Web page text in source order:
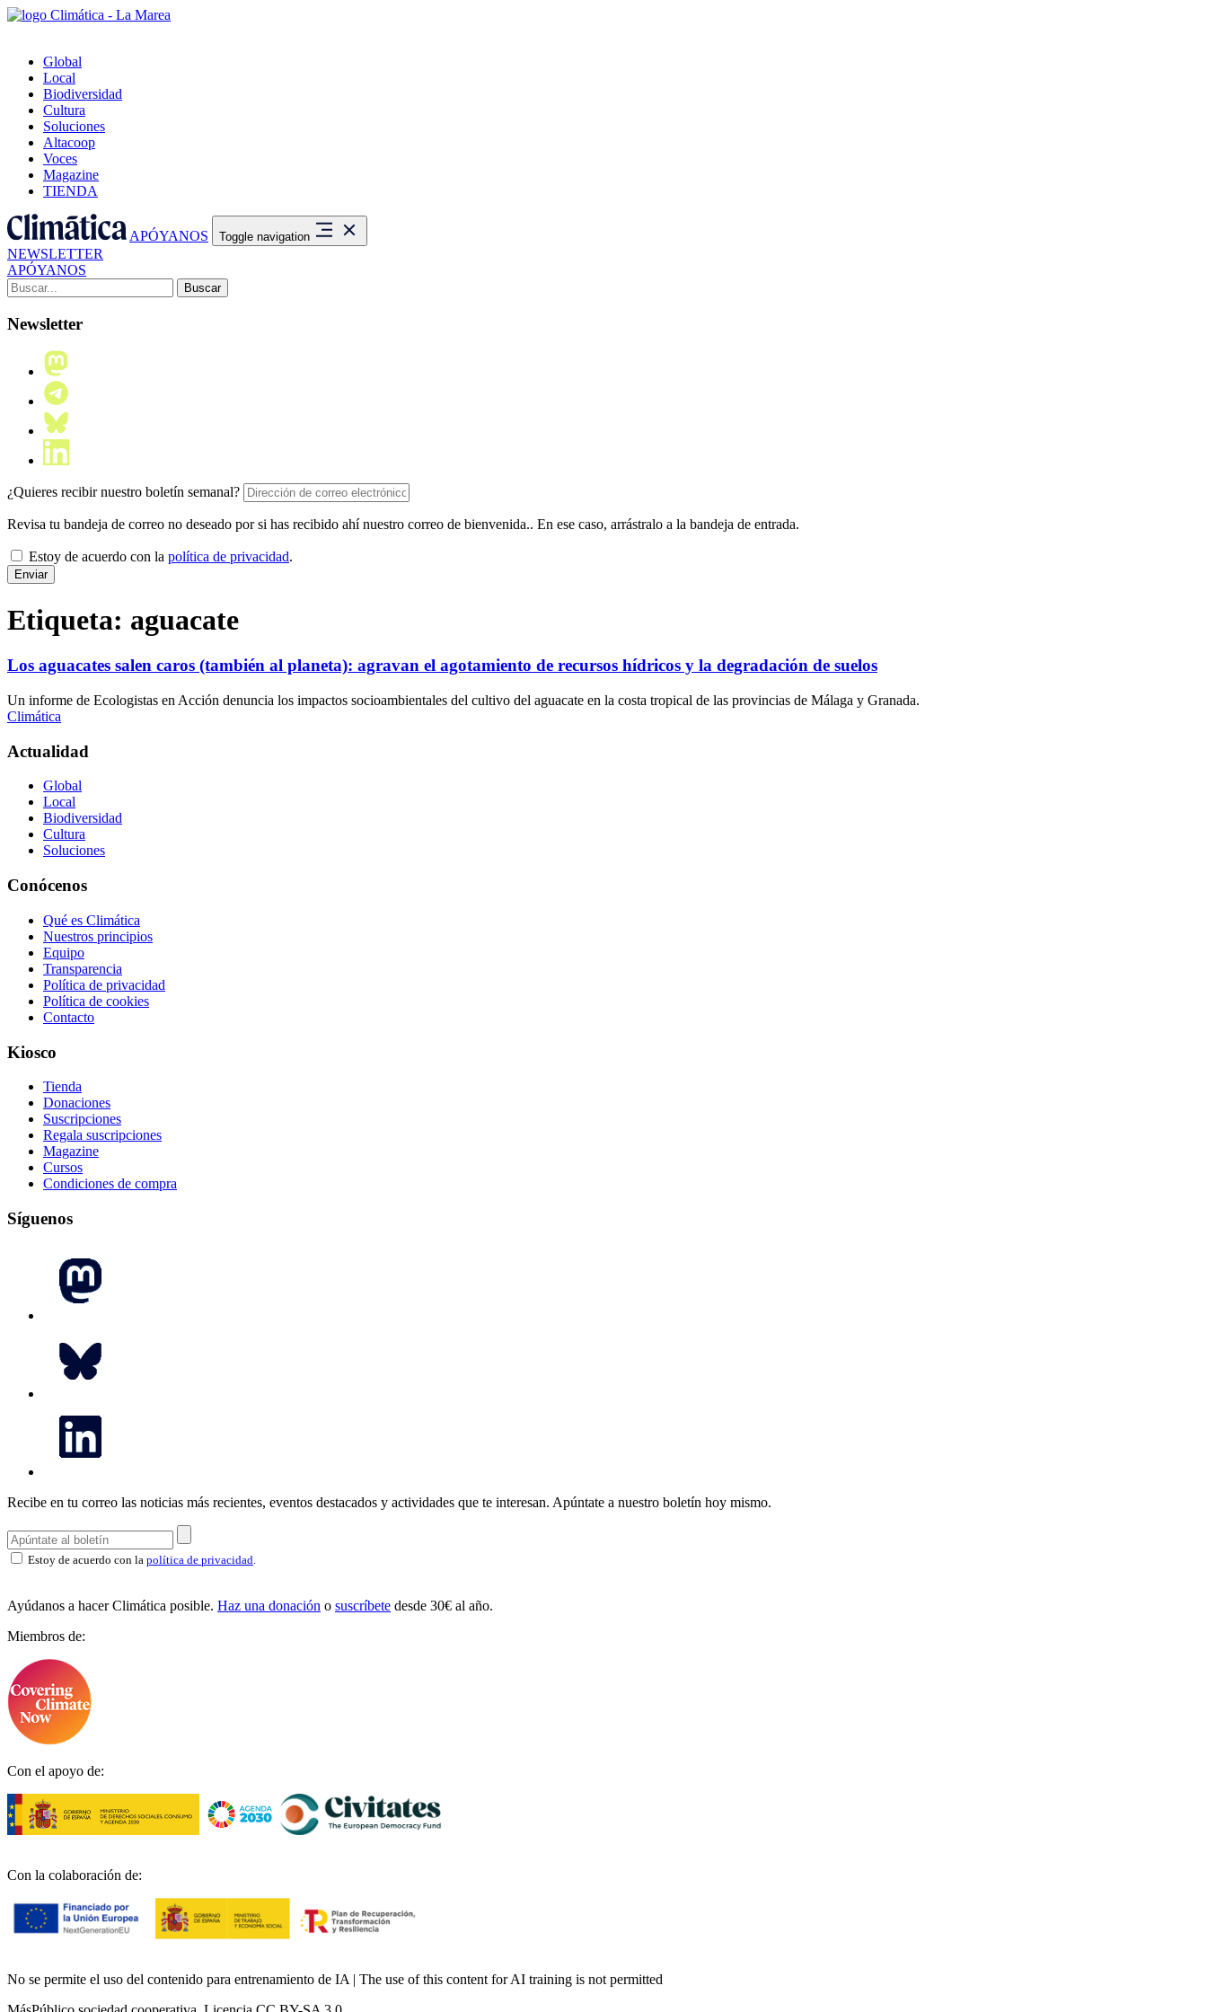
Global
Local
Biodiversidad
Cultura
Soluciones
Altacoop
Voces
Magazine
TIENDA
APÓYANOS Toggle navigation
NEWSLETTER
APÓYANOS
Buscar:
Newsletter
¿Quieres recibir nuestro boletín semanal?
Revisa tu bandeja de correo no deseado por si has recibido ahí nuestro correo de bienvenida.. En ese caso, arrástralo a la bandeja de entrada.
Estoy de acuerdo con la política de privacidad.
Etiqueta: aguacate
Los aguacates salen caros (también al planeta): agravan el agotamiento de recursos hídricos y la degradación de suelos
Un informe de Ecologistas en Acción denuncia los impactos socioambientales del cultivo del aguacate en la costa tropical de las provincias de Málaga y Granada.
Climática
Actualidad
Global
Local
Biodiversidad
Cultura
Soluciones
Conócenos
Qué es Climática
Nuestros principios
Equipo
Transparencia
Política de privacidad
Política de cookies
Contacto
Kiosco
Tienda
Donaciones
Suscripciones
Regala suscripciones
Magazine
Cursos
Condiciones de compra
Síguenos
Recibe en tu correo las noticias más recientes, eventos destacados y actividades que te interesan. Apúntate a nuestro boletín hoy mismo.
Estoy de acuerdo con la política de privacidad
Ayúdanos a hacer Climática posible. Haz una donación o suscríbete desde 30€ al año.
Miembros de:
Con el apoyo de:
Con la colaboración de:
No se permite el uso del contenido para entrenamiento de IA | The use of this content for AI training is not permitted